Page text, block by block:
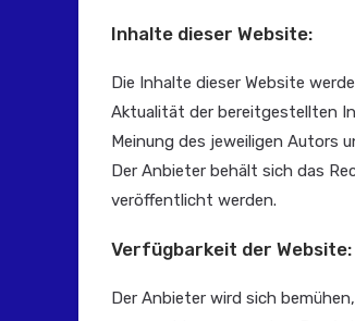
Inhalte dieser Website:
Die Inhalte dieser Website
Aktualität der bereitgestellten
Meinung des jeweiligen Autors
Der Anbieter behält sich das
veröffentlicht werden.
Verfügbarkeit der Website:
Der Anbieter wird sich